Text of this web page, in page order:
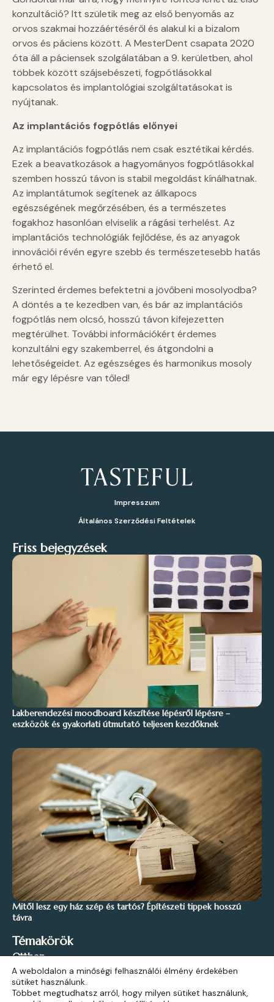
konzultáció? Itt születik meg az első benyomás az
orvos szakmai hozzáértéséről és alakul ki a bizalom
orvos és páciens között. A MesterDent csapata 2020
óta áll a páciensek szolgálatában a 9. kerületben, ahol
többek között szájsebészeti, fogpótlásokkal
kapcsolatos és implantológiai szolgáltatásokat is
nyújtanak.
Az implantációs fogpótlás előnyei
Az implantációs fogpótlás nem csak esztétikai kérdés.
Ezek a beavatkozások a hagyományos fogpótlásokkal
szemben hosszú távon is stabil megoldást kínálhatnak.
Az implantátumok segítenek az állkapocs
egészségének megőrzésében, és a természetes
fogakhoz hasonlóan elviselik a rágási terhelést. Az
implantációs technológiák fejlődése, és az anyagok
innovációi révén egyre szebb és természetesebb hatás
érhető el.
Szerinted érdemes befektetni a jövőbeni mosolyodba?
A döntés a te kezedben van, és bár az implantációs
fogpótlás nem olcsó, hosszú távon kifejezetten
megtérülhet. További információkért érdemes
konzultálni egy szakemberrel, és átgondolni a
lehetőségeidet. Az egészséges és harmonikus mosoly
már egy lépésre van tőled!
Impresszum
Általános Szerződési Feltételek
Friss bejegyzések
Lakberendezési moodboard készítése lépésről lépésre –
eszközök és gyakorlati útmutató teljesen kezdőknek
Mitől lesz egy ház szép és tartós? Építészeti tippek hosszú
távra
Témakörök
Otthon
Stílus és Inspiráció
Kert és Szabadidő
A weboldalon a minőségi felhasználói élmény érdekében
sütiket használunk.
Többet megtudhatsz arról, hogy milyen sütiket használunk,